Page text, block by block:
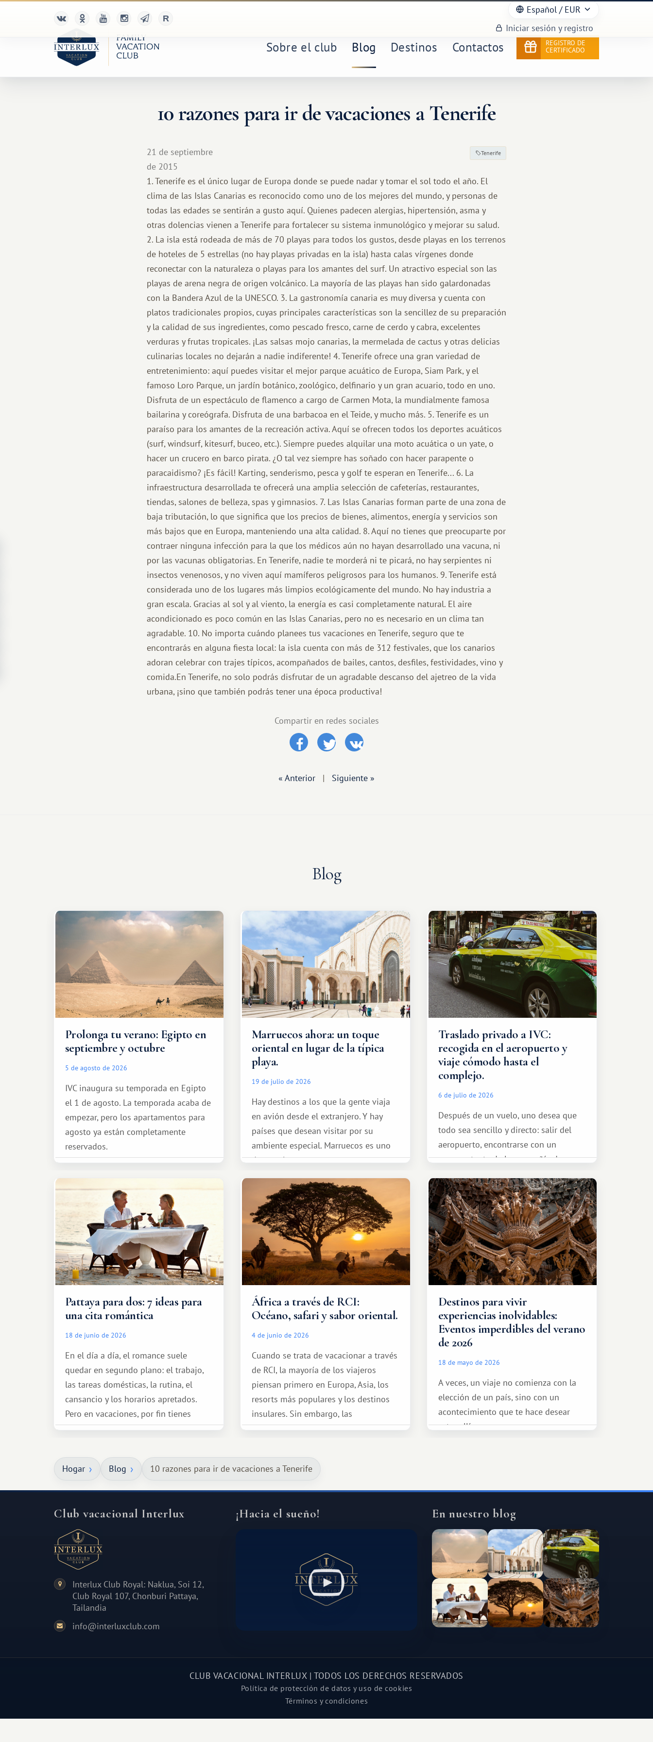
Español / EUR
Iniciar sesión y registro
Sobre el club Blog Destinos Contactos
REGISTRO DE
CERTIFICADO
10 razones para ir de vacaciones a Tenerife
21 de septiembre
de 2015
Tenerife
1. Tenerife es el único lugar de Europa donde se puede nadar y tomar el sol todo el año. El
clima de las Islas Canarias es reconocido como uno de los mejores del mundo, y personas de
todas las edades se sentirán a gusto aquí. Quienes padecen alergias, hipertensión, asma y
otras dolencias vienen a Tenerife para fortalecer su sistema inmunológico y mejorar su salud.
2. La isla está rodeada de más de 70 playas para todos los gustos, desde playas en los terrenos
de hoteles de 5 estrellas (no hay playas privadas en la isla) hasta calas vírgenes donde
reconectar con la naturaleza o playas para los amantes del surf. Un atractivo especial son las
playas de arena negra de origen volcánico. La mayoría de las playas han sido galardonadas
con la Bandera Azul de la UNESCO. 3. La gastronomía canaria es muy diversa y cuenta con
platos tradicionales propios, cuyas principales características son la sencillez de su preparación
y la calidad de sus ingredientes, como pescado fresco, carne de cerdo y cabra, excelentes
verduras y frutas tropicales. ¡Las salsas mojo canarias, la mermelada de cactus y otras delicias
culinarias locales no dejarán a nadie indiferente! 4. Tenerife ofrece una gran variedad de
entretenimiento: aquí puedes visitar el mejor parque acuático de Europa, Siam Park, y el
famoso Loro Parque, un jardín botánico, zoológico, delfinario y un gran acuario, todo en uno.
Disfruta de un espectáculo de flamenco a cargo de Carmen Mota, la mundialmente famosa
bailarina y coreógrafa. Disfruta de una barbacoa en el Teide, y mucho más. 5. Tenerife es un
paraíso para los amantes de la recreación activa. Aquí se ofrecen todos los deportes acuáticos
(surf, windsurf, kitesurf, buceo, etc.). Siempre puedes alquilar una moto acuática o un yate, o
hacer un crucero en barco pirata. ¿O tal vez siempre has soñado con hacer parapente o
paracaidismo? ¡Es fácil! Karting, senderismo, pesca y golf te esperan en Tenerife... 6. La
infraestructura desarrollada te ofrecerá una amplia selección de cafeterías, restaurantes,
tiendas, salones de belleza, spas y gimnasios. 7. Las Islas Canarias forman parte de una zona de
baja tributación, lo que significa que los precios de bienes, alimentos, energía y servicios son
más bajos que en Europa, manteniendo una alta calidad. 8. Aquí no tienes que preocuparte por
contraer ninguna infección para la que los médicos aún no hayan desarrollado una vacuna, ni
por las vacunas obligatorias. En Tenerife, nadie te morderá ni te picará, no hay serpientes ni
insectos venenosos, y no viven aquí mamíferos peligrosos para los humanos. 9. Tenerife está
considerada uno de los lugares más limpios ecológicamente del mundo. No hay industria a
gran escala. Gracias al sol y al viento, la energía es casi completamente natural. El aire
acondicionado es poco común en las Islas Canarias, pero no es necesario en un clima tan
agradable. 10. No importa cuándo planees tus vacaciones en Tenerife, seguro que te
encontrarás en alguna fiesta local: la isla cuenta con más de 312 festivales, que los canarios
adoran celebrar con trajes típicos, acompañados de bailes, cantos, desfiles, festividades, vino y
comida.En Tenerife, no solo podrás disfrutar de un agradable descanso del ajetreo de la vida
urbana, ¡sino que también podrás tener una época productiva!
Compartir en redes sociales
« Anterior | Siguiente »
Blog
Prolonga tu verano: Egipto en
septiembre y octubre
5 de agosto de 2026
IVC inaugura su temporada en Egipto
el 1 de agosto. La temporada acaba de
empezar, pero los apartamentos para
agosto ya están completamente
reservados.
Marruecos ahora: un toque
oriental en lugar de la típica
playa.
19 de julio de 2026
Hay destinos a los que la gente viaja
en avión desde el extranjero. Y hay
países que desean visitar por su
ambiente especial. Marruecos es uno
de esos lugares.
Traslado privado a IVC:
recogida en el aeropuerto y
viaje cómodo hasta el
complejo.
6 de julio de 2026
Después de un vuelo, uno desea que
todo sea sencillo y directo: salir del
aeropuerto, encontrarse con un
representante de la compañía de
tranquilamente hasta el complejo
turístico.
Pattaya para dos: 7 ideas para
una cita romántica
18 de junio de 2026
En el día a día, el romance suele
quedar en segundo plano: el trabajo,
las tareas domésticas, la rutina, el
cansancio y los horarios apretados.
Pero en vacaciones, por fin tienes
espacio para dos y ganas de hacer algo
qué ser algo grandioso, pero sí algo
cálido y memorable.
África a través de RCI:
Océano, safari y sabor oriental.
4 de junio de 2026
Cuando se trata de vacacionar a través
de RCI, la mayoría de los viajeros
piensan primero en Europa, Asia, los
resorts más populares y los destinos
insulares. Sin embargo, las
oportunidades que ofrece el sistema
amplias. Entre ellas se encuentra
África, un continente que ofrece una
Destinos para vivir
experiencias inolvidables:
Eventos imperdibles del verano
de 2026
18 de mayo de 2026
A veces, un viaje no comienza con la
elección de un país, sino con un
acontecimiento que te hace desear
estar allí...
Hogar Blog 10 razones para ir de vacaciones a Tenerife
Club vacacional Interlux
Interlux Club Royal: Naklua, Soi 12,
Club Royal 107, Chonburi Pattaya,
Tailandia
info@interluxclub.com
¡Hacia el sueño! En nuestro blog
CLUB VACACIONAL INTERLUX | TODOS LOS DERECHOS RESERVADOS
Política de protección de datos y uso de cookies
Términos y condiciones